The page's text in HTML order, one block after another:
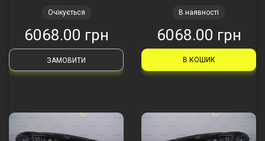
Очікується
6068.00 грн
ЗАМОВИТИ
В наявності
6068.00 грн
В КОШИК